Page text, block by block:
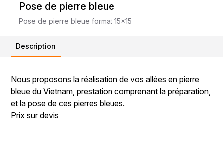
Pose de pierre bleue
Pose de pierre bleue format 15x15
Description
Nous proposons la réalisation de vos allées en pierre
bleue du Vietnam, prestation comprenant la préparation,
et la pose de ces pierres bleues.
Prix sur devis